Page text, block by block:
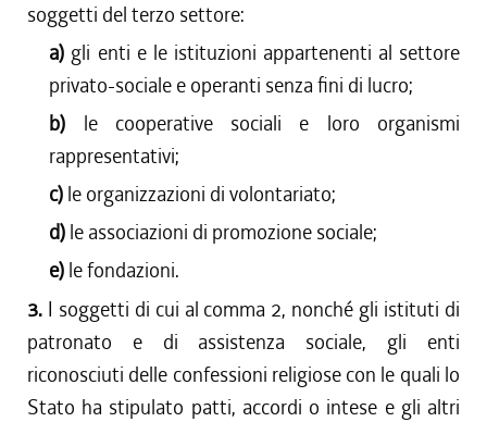
soggetti del terzo settore:
a) gli enti e le istituzioni appartenenti al settore
privato-sociale e operanti senza fini di lucro;
b) le cooperative sociali e loro organismi
rappresentativi;
c) le organizzazioni di volontariato;
d) le associazioni di promozione sociale;
e) le fondazioni.
3. I soggetti di cui al comma 2, nonché gli istituti di
patronato e di assistenza sociale, gli enti
riconosciuti delle confessioni religiose con le quali lo
Stato ha stipulato patti, accordi o intese e gli altri